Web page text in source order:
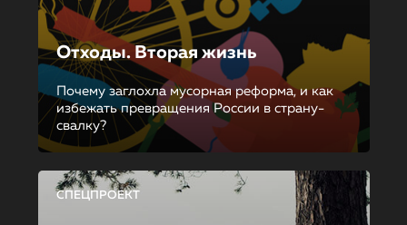
Отходы. Вторая жизнь
Почему заглохла мусорная реформа, и как
избежать превращения России в страну-
свалку?
СПЕЦПРОЕКТ